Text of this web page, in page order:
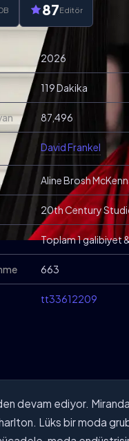
87Editör
2026
119 Dakika
87,496
David Frankel
Aline Brosh
20th Century
Toplam 1 galibiyet
663
tt33612209
devam ediyor.
Lüks bir moda